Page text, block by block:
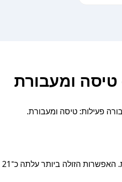
טיסה ומעבורת